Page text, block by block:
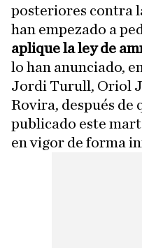
posteriores contra
han empezado a
aplique la ley de
lo han anunciado,
Jordi Turull, Oriol
Rovira, después de
publicado este
en vigor de forma